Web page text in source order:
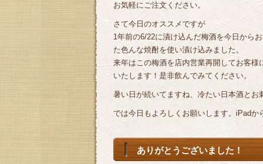
お気軽にご注文ください。
さて今日のオススメですが
1年前の6/22に漬け込んだ梅酒を今日から
た色んな焼酎を使い漬け込みました。
来年はこの梅酒を店内営業再開してお客
いたします！是非飲んでみてください。
暑い日が続いてますね、冷たい日本酒とお
では今日もよろしくお願いします。iPadか
ありがとうございました！